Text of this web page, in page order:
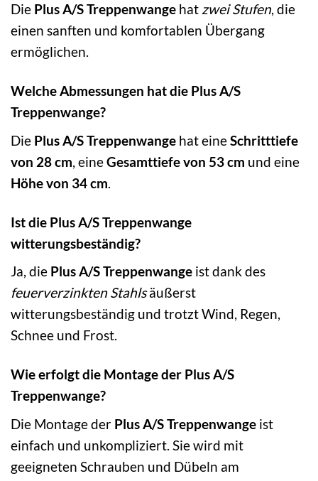
Die Plus A/S Treppenwange hat zwei Stufen, die
einen sanften und komfortablen Übergang
ermöglichen.
Welche Abmessungen hat die Plus A/S
Treppenwange?
Die Plus A/S Treppenwange hat eineSchritttiefe
von 28 cm, eineGesamttiefe von 53 cm und eine
Höhe von 34 cm.
Ist die Plus A/S Treppenwange
witterungsbeständig?
Ja, die Plus A/S Treppenwange ist dank des
feuerverzinkten Stahlsäußerst
witterungsbeständig und trotzt Wind, Regen,
Schnee und Frost.
Wie erfolgt die Montage der Plus A/S
Treppenwange?
Die Montage der Plus A/S Treppenwange ist
einfach und unkompliziert. Sie wird mit
geeigneten Schrauben und Dübeln am